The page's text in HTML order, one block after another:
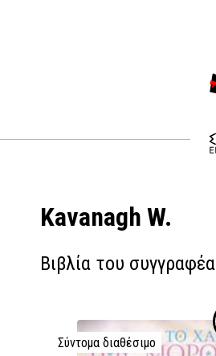
Kavanagh W.
Βιβλία του συγγραφέα
Σύντομα διαθέσιμο